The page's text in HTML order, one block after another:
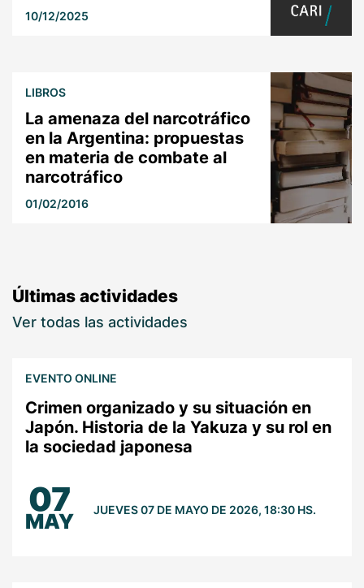
10/12/2025
LIBROS
La amenaza del narcotráfico
en la Argentina: propuestas
en materia de combate al
narcotráfico
01/02/2016
Últimas actividades
Ver todas las actividades
EVENTO ONLINE
Crimen organizado y su situación en
Japón. Historia de la Yakuza y su rol en
la sociedad japonesa
07
MAY JUEVES 07 DE MAYO DE 2026, 18:30 HS.